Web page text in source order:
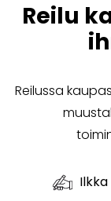
Reilu
Reilussa